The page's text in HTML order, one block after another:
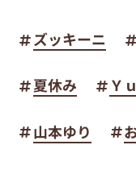
ズッキーニ
夏休み Ｙ
山本ゆり